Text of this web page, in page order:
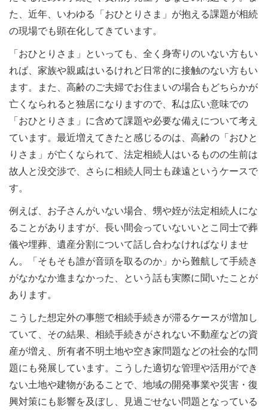
た、近年、いわゆる「おひとりさま」が抱える課題が相続
の現場でも顕在化してきています。
「おひとりさま」といっても、全く身寄りのいない方もい
れば、家族や親戚はいるけれど日常的に接触のない方もい
ます。また、高齢のご夫婦でお住まいの場合もどちらかが
亡くなられると独居になりますので、私は広い意味での
「おひとりさま」に含めて課題や必要な備えについて考え
ています。最近増えてきたと感じるのは、高齢の「おひと
りさま」が亡くなられて、法定相続人はいるものの生前は
故人と没交渉で、さらに相続人同士も疎遠というケースで
す。
例えば、お子さんがいない場合、甥や姪が法定相続人にな
ることがありますが、長い間会っていないいとこ同士で葬
儀や埋葬、遺産分割について話し合わなければなりませ
ん。「そもそも誰が音頭を取るのか」から難航して手続き
がなかなか進まなかった、という話も実際に聞いたことが
あります。
こうした想定外の事態で相続手続きが滞るケースが増加し
ていて、その結果、相続手続きがされない不動産などの資
産が増え、所有者不明土地や空き家問題などの社会的な問
題にも発展しています。こうした適切な管理や活用ができ
ない土地や建物があることで、地域の開発事業や災害・復
興対策にも影響を及ぼし、見過ごせない問題となっている